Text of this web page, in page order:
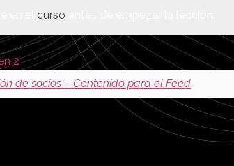
curso
2
de socios – Contenido para el Feed